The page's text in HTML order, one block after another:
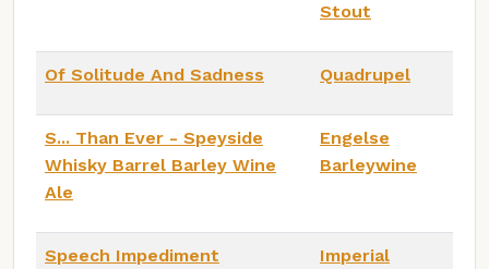
Stout
Of Solitude And Sadness Quadrupel
S... Than Ever - Speyside
Whisky Barrel Barley Wine
Ale
Engelse
Barleywine
Speech Impediment
Imperial